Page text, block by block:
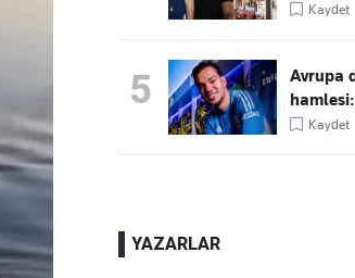
Kaydet
5
Avrupa
Kaydet
YAZARLAR